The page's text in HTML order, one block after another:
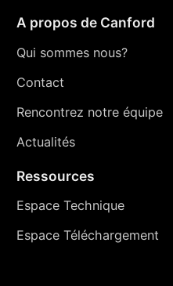
A propos de Canford
Qui sommes nous?
Contact
Rencontrez notre équipe
Actualités
Ressources
Espace Technique
Espace Téléchargement